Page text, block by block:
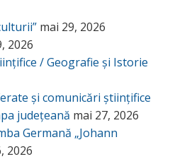
mai 29, 2026
2026
/ Geografie și Istorie
și comunicări științifice
județeană mai 27, 2026
Germană „Johann
2026